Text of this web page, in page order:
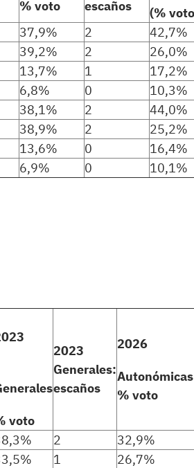
% voto escaños
(%
37,9% 2
42,7%
39,2% 2
26,0%
13,7% 1
17,2%
6,8% 0
10,3%
38,1% 2
44,0%
38,9% 2
25,2%
13,6% 0
16,4%
6,9% 0 10,1%
voto
2023
Generales:
escaños
2026
% voto
2
32,9%
1
26,7%